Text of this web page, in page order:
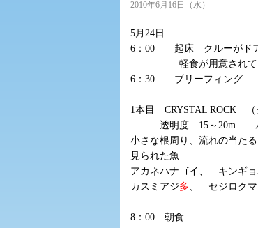
2010年6月16日（水）
5月24日
6：00 起床 クルーがドア
軽食が用意されてい
6：30 ブリーフィング
1本目 CRYSTAL ROCK
透明度 15～20m
小さな根周り、流れの当た
見られた魚
アカネハナゴイ、 キンギ
カスミアジ多、 セジロク
8：00 朝食